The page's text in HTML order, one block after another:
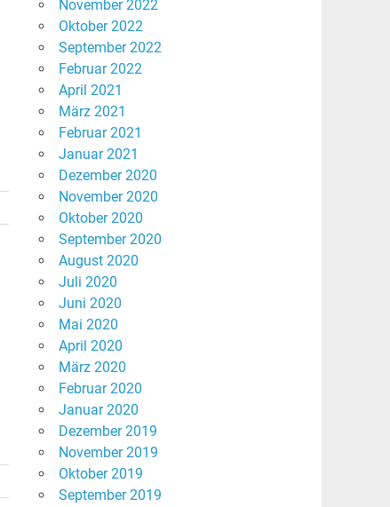
November 2022
Oktober 2022
September 2022
Februar 2022
April 2021
März 2021
Februar 2021
Januar 2021
Dezember 2020
November 2020
Oktober 2020
September 2020
August 2020
Juli 2020
Juni 2020
Mai 2020
April 2020
März 2020
Februar 2020
Januar 2020
Dezember 2019
November 2019
Oktober 2019
September 2019